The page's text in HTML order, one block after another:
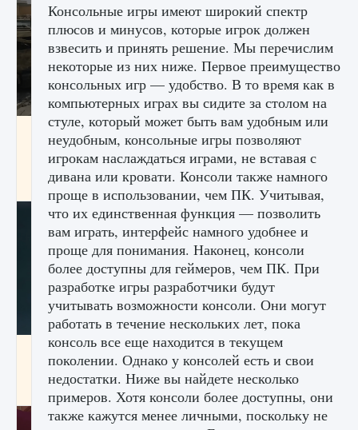
Как исправить текстовую ошибку
пользовательского интерфейса Delta
Force Hawk Ops
9 августа 2024 1 945 0 0
Как проверить статус сервера Delta Force
Hawk Ops
9 августа 2024
Консольные игры имеют широкий спектр
плюсов и минусов, которые игрок должен
взвесить и принять решение. Мы перечислим
некоторые из них ниже. Первое преимущество
консольных игр — удобство. В то время как в
компьютерных играх вы сидите за столом на
стуле, который может быть вам удобным или
неудобным, консольные игры позволяют
игрокам наслаждаться играми, не вставая с
дивана или кровати. Консоли также намного
проще в использовании, чем ПК. Учитывая,
что их единственная функция — позволить
вам играть, интерфейс намного удобнее и
проще для понимания. Наконец, консоли
более доступны для геймеров, чем ПК. При
разработке игры разработчики будут
учитывать возможности консоли. Они могут
работать в течение нескольких лет, пока
консоль все еще находится в текущем
поколении. Однако у консолей есть и свои
недостатки. Ниже вы найдете несколько
примеров. Хотя консоли более доступны, они
также кажутся менее личными, поскольку не